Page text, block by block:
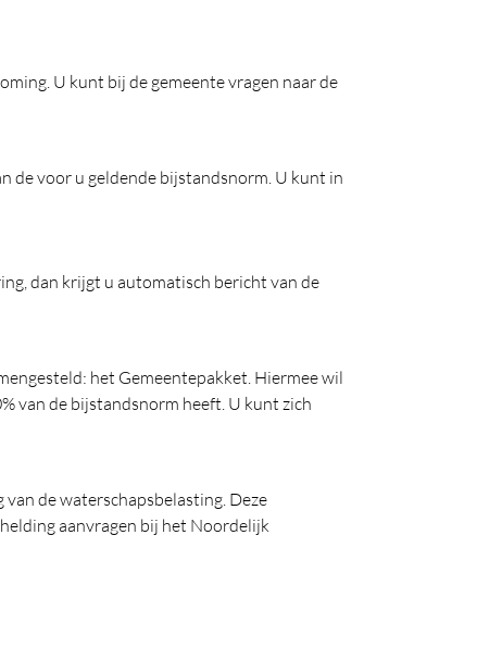
U kunt bij de gemeente vragen naar de
de voor u geldende bijstandsnorm. U kunt in
dan krijgt u automatisch bericht van de
het Gemeentepakket. Hiermee wil
van de bijstandsnorm heeft. U kunt zich
de waterschapsbelasting. Deze
aanvragen bij het Noordelijk